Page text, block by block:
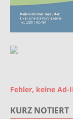
Fehler, keine Ad-
KURZ NOTIERT